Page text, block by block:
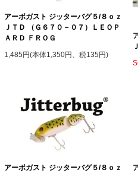
アーボガスト ジッターバグ５/８ｏｚ
ＪＴＤ （Ｇ６７０－０７）ＬＥＯＰ
ＡＲＤ ＦＲＯＧ
1,485円(本体1,350円、税135円)
アーボガスト ジッターバグ５/８ｏｚ